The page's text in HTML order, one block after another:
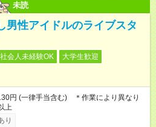
未読
男性アイドルのライブスタ
社会人未経験OK
大学生歓迎
円 (一律手当含む) ＊作業により異なり
上
り